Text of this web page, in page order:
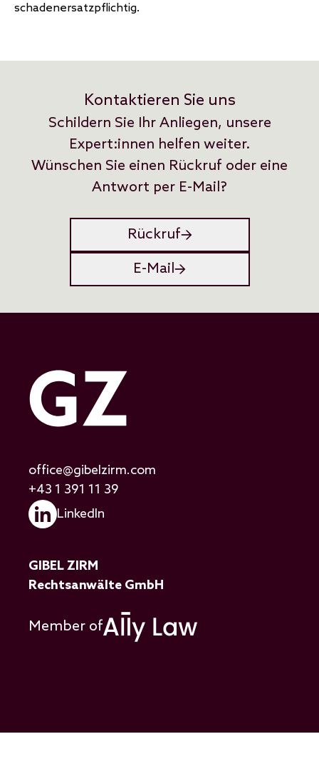
schadenersatzpflichtig.
Kontaktieren Sie uns
Schildern Sie Ihr Anliegen, unsere
Expert:innen helfen weiter.
Wünschen Sie einen Rückruf oder eine
Antwort per E-Mail?
Rückruf
E-Mail
office@gibelzirm.com
+43 1 391 11 39
LinkedIn
Member of
GIBEL ZIRM
Rechtsanwälte GmbH